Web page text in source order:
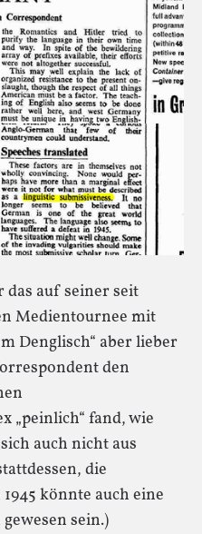
das auf seiner seit
Medientournee mit
Denglisch“ aber lieber
den
„peinlich“ fand, wie
auch nicht aus
die
könnte auch eine
sein.)